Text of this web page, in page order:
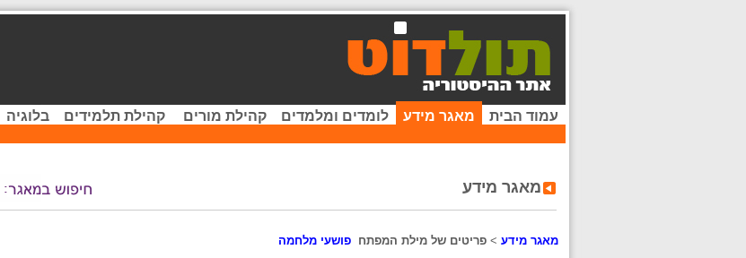
עמוד הבית מאגר מידע לומדים ומלמדים קהילת מורים קהילת תלמידים בלוגיה
מאגר מידע
מאגר מידע > פריטים של מילת המפתח פושעי מלחמה